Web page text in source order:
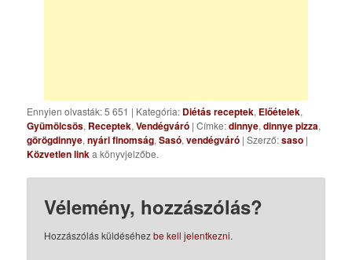
Ennyien olvasták: 5 651 | Kategória: Diétás receptek, Előételek,
Gyümölcsös, Receptek,Vendégváró | Címke:dinnye,dinnye pizza,
görögdinnye,nyári finomság,Sasó,vendégváró | Szerző:saso |
Közvetlen linka könyvjelzőbe.
Vélemény, hozzászólás?
Hozzászólás küldéséhezbe kell jelentkezni.